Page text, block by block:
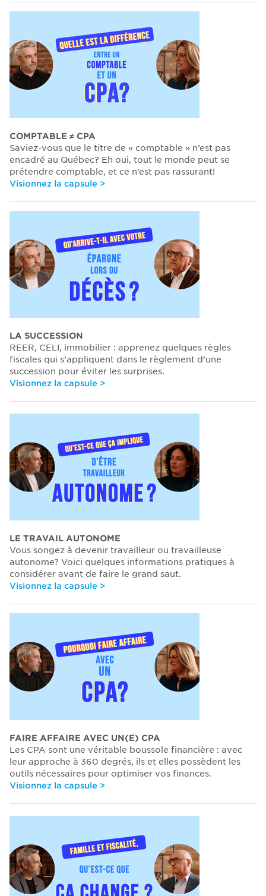
COMPTABLE ≠ CPA
Saviez-vous que le titre de « comptable » n’est pas
encadré au Québec? Eh oui, tout le monde peut se
prétendre comptable, et ce n’est pas rassurant!
Visionnez la capsule >
LA SUCCESSION
REER, CELI, immobilier : apprenez quelques règles
fiscales qui s’appliquent dans le règlement d’une
succession pour éviter les surprises.
Visionnez la capsule >
LE TRAVAIL AUTONOME
Vous songez à devenir travailleur ou travailleuse
autonome? Voici quelques informations pratiques à
considérer avant de faire le grand saut.
Visionnez la capsule >
FAIRE AFFAIRE AVEC UN(E) CPA
Les CPA sont une véritable boussole financière : avec
leur approche à 360 degrés, ils et elles possèdent les
outils nécessaires pour optimiser vos finances.
Visionnez la capsule >